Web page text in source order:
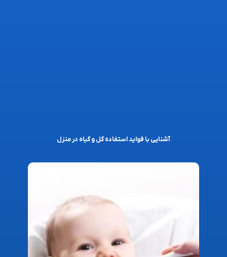
آشنایی با فواید استفاده گل و گیاه در منزل